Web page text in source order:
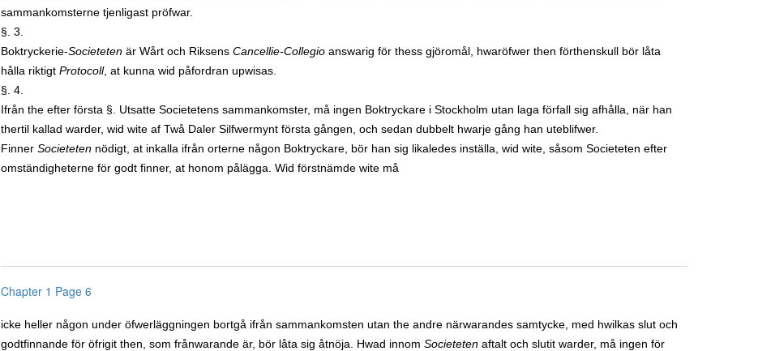
sammankomsterne tjenligast pröfwar.
§. 3.
Boktryckerie-Societetenär Wårt och Riksens Cancellie-Collegioanswarig för thess gjöromål, hwaröfwer then förthenskull bör låta
hålla riktigt Protocoll, at kunna wid påfordran upwisas.
§. 4.
Ifrån the efter första §. Utsatte Societetens sammankomster, må ingen Boktryckare i Stockholm utan laga förfall sig afhålla, när han
thertil kallad warder, wid wite af Twå Daler Silfwermynt första gången, och sedan dubbelt hwarje gång han uteblifwer.
Finner Societetennödigt, at inkalla ifrån orterne någon Boktryckare, bör han sig likaledes inställa, wid wite, såsom Societeten efter
omständigheterne för godt finner, at honom pålägga. Wid förstnämde wite må
Chapter 1 Page 6
icke heller någon under öfwerläggningen bortgå ifrån sammankomsten utan the andre närwarandes samtycke, med hwilkas slut och
godtfinnande för öfrigit then, som frånwarande är, bör låta sig åtnöja. Hwad innom Societetenaftalt och slutit warder, må ingen för